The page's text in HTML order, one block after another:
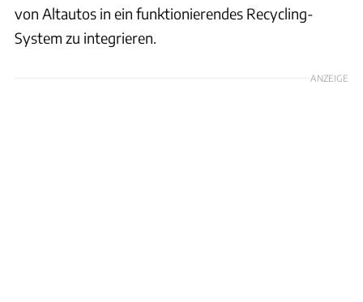
von Altautos in ein funktionierendes Recycling-
System zu integrieren.
ANZEIGE